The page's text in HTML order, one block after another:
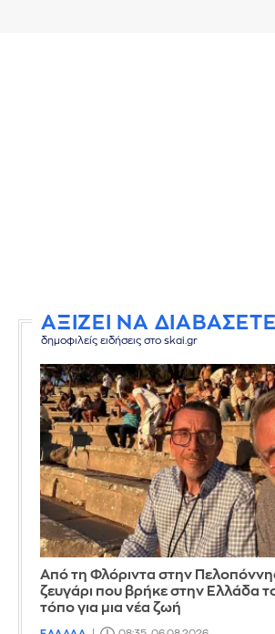
ΑΞΙΖΕΙ ΝΑ ΔΙΑΒΑΣΕΤΕ
δημοφιλείς ειδήσεις στο skai.gr
Από τη Φλόριντα στην
ζευγάρι που βρήκε στην Ελλάδα
τόπο για μια νέα ζωή